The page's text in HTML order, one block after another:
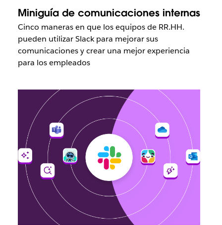
Miniguía de comunicaciones internas
Cinco maneras en que los equipos de RR.HH.
pueden utilizar Slack para mejorar sus
comunicaciones y crear una mejor experiencia
para los empleados